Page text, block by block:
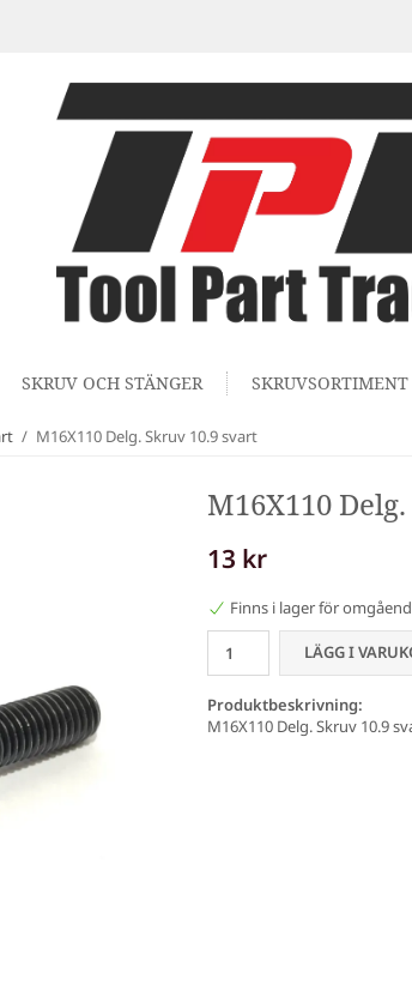
SKRUV OCH STÄNGER
/ M16X110 Delg. Skruv 10.9 svart
M16X110
13 kr
Finns i lager för
LÄGG I
Produktbeskrivning:
M16X110 Delg. Skruv 10.9